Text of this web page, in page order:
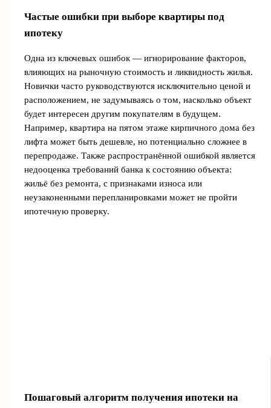
Частые ошибки при выборе квартиры под
ипотеку
Одна из ключевых ошибок — игнорирование факторов,
влияющих на рыночную стоимость и ликвидность жилья.
Новички часто руководствуются исключительно ценой и
расположением, не задумываясь о том, насколько объект
будет интересен другим покупателям в будущем.
Например, квартира на пятом этаже кирпичного дома без
лифта может быть дешевле, но потенциально сложнее в
перепродаже. Также распространённой ошибкой является
недооценка требований банка к состоянию объекта:
жильё без ремонта, с признаками износа или
неузаконенными перепланировками может не пройти
ипотечную проверку.
Пошаговый алгоритм получения ипотеки на